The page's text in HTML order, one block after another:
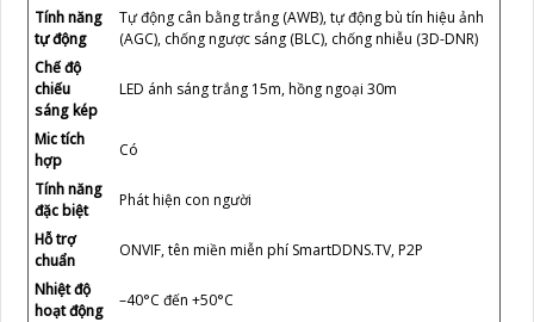
Tính năng
tự động
Tự động cân bằng trắng (AWB), tự động bù tín hiệu ảnh
(AGC), chống ngược sáng (BLC), chống nhiễu (3D-DNR)
Chế độ
chiếu
sáng kép
LED ánh sáng trắng 15m, hồng ngoại 30m
Mic tích
hợp
Có
Tính năng
đặc biệt
Phát hiện con người
Hỗ trợ
chuẩn
ONVIF, tên miền miễn phí SmartDDNS.TV, P2P
Nhiệt độ
hoạt động
–40°C đến +50°C